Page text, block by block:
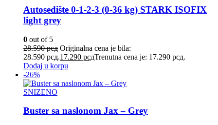
Autosedište 0-1-2-3 (0-36 kg) STARK ISOFIX
light grey
0 out of 5
28.590рсд Originalna cena je bila:
28.590 рсд.17.290 рсдTrenutna cena je: 17.290 рсд.
Dodaj u korpu
-26%
SNIZENO
Buster sa naslonom Jax – Grey